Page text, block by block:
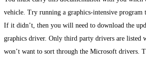
vehicle. Try running a graphics-intensive program
If it didn’t, then you will need to download the
graphics driver. Only third party drivers are listed
won’t want to sort through the Microsoft drivers.